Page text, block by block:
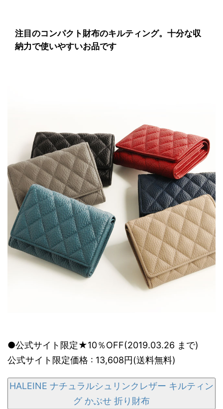
注目のコンパクト財布のキルティング。十分な収
納力で使いやすいお品です
●公式サイト限定★10％OFF(2019.03.26 まで)
公式サイト限定価格 : 13,608円(送料無料)
HALEINE ナチュラルシュリンクレザー キルティン
グ かぶせ 折り財布